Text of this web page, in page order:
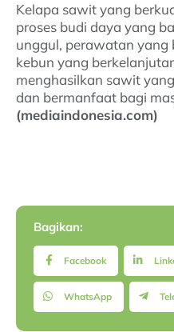
Kelapa sawit yang
proses budi daya yang
unggul, perawatan yang
kebun yang
menghasilkan sawit
dan bermanfaat bagi
(mediaindonesia.com)
Bagikan:
Facebook
WhatsApp